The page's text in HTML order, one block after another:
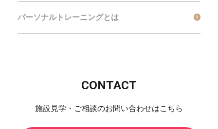
パーソナルトレーニングとは
CONTACT
施設見学・ご相談のお問い合わせはこちら